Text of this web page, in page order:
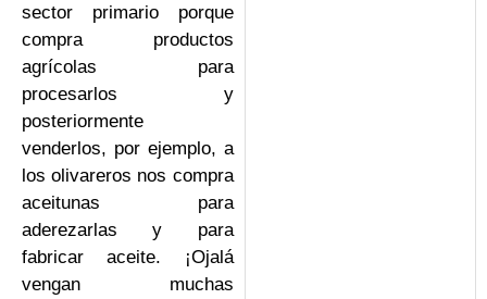
sector primario porque
compra productos
agrícolas para
procesarlos y
posteriormente
venderlos, por ejemplo, a
los olivareros nos compra
aceitunas para
aderezarlas y para
fabricar aceite. ¡Ojalá
vengan muchas